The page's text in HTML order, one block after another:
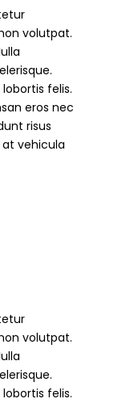
volutpat.
felis.
eros nec
risus
vehicula
volutpat.
felis.